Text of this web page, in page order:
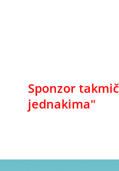
Sponzor
jednakima"